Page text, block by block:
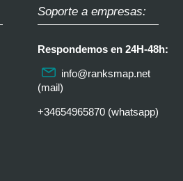
Soporte a empresas:
Respondemos en 24H-48h:
info@ranksmap.net
(mail)
+34654965870 (whatsapp)